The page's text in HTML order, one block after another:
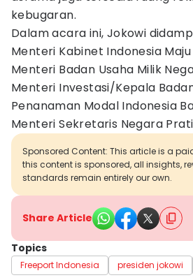
kebugaran.
Dalam acara ini, Jokowi
Menteri Kabinet Indonesia
Menteri Badan Usaha Milik
Menteri Investasi/Kepala
Penanaman Modal Indonesia
Menteri Sekretaris Negara
Sponsored Content: This article is a
this content is sponsored, all insights,
standards remain entirely our own.
Share Article
Topics
Freeport Indonesia presiden jokowi